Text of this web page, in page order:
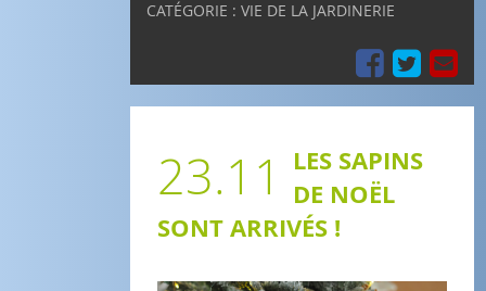
CATÉGORIE : VIE DE LA JARDINERIE
23.11
LES SAPINS
DE NOËL
SONT ARRIVÉS !